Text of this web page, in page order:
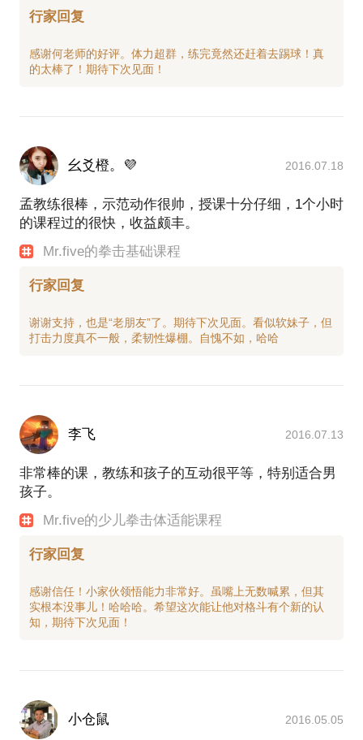
行家回复
感谢何老师的好评。体力超群，练完竟然还赶着去踢球！真
幺爻橙。💜 2016.07.18
孟教练很棒，示范动作很帅，授课十分仔细，1个小时
的课程过的很快，收益颇丰。
Mr.five的拳击基础课程
行家回复
谢谢支持，也是“老朋友”了。期待下次见面。看似软妹子，但
李飞 2016.07.13
非常棒的课，教练和孩子的互动很平等，特别适合男
孩子。
Mr.five的少儿拳击体适能课程
行家回复
感谢信任！小家伙领悟能力非常好。虽嘴上无数喊累，但其
实根本没事儿！哈哈哈。希望这次能让他对格斗有个新的认
小仓鼠 2016.05.05